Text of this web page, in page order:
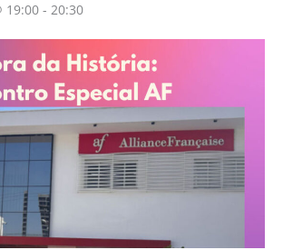
19:00 - 20:30